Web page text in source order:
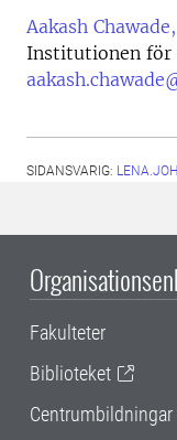
Aakash Chawade,
Institutionen för
SIDANSVARIG:
Fakulteter
Biblioteket